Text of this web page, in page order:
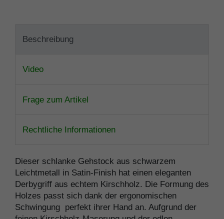
Beschreibung
Video
Frage zum Artikel
Rechtliche Informationen
Dieser schlanke Gehstock aus schwarzem
Leichtmetall in Satin-Finish hat einen eleganten
Derbygriff aus echtem Kirschholz. Die Formung des
Holzes passt sich dank der ergonomischen
Schwingung perfekt ihrer Hand an. Aufgrund der